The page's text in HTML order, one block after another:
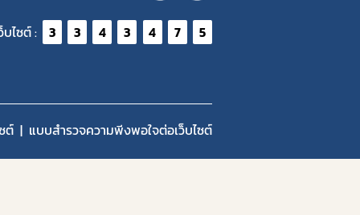
ไซต์ : 3 3 4 3 4 7 5
ต์ แบบสำรวจความพีงพอใจต่อเว็บไซต์